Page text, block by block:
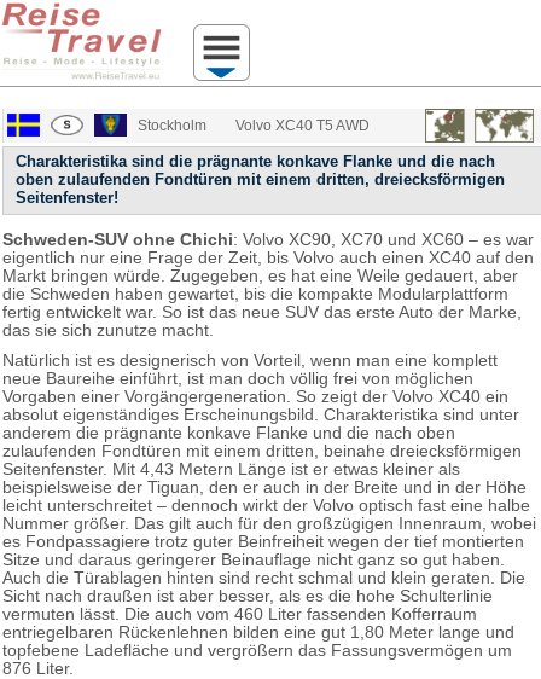
Stockholm Volvo XC40 T5 AWD
Charakteristika sind die prägnante konkave Flanke und die nach
oben zulaufenden Fondtüren mit einem dritten, dreiecksförmigen
Seitenfenster!
Schweden-SUV ohne Chichi: Volvo XC90, XC70 und XC60 – es war
eigentlich nur eine Frage der Zeit, bis Volvo auch einen XC40 auf den
Markt bringen würde. Zugegeben, es hat eine Weile gedauert, aber
die Schweden haben gewartet, bis die kompakte Modularplattform
fertig entwickelt war. So ist das neue SUV das erste Auto der Marke,
das sie sich zunutze macht.
Natürlich ist es designerisch von Vorteil, wenn man eine komplett
neue Baureihe einführt, ist man doch völlig frei von möglichen
Vorgaben einer Vorgängergeneration. So zeigt der Volvo XC40 ein
absolut eigenständiges Erscheinungsbild. Charakteristika sind unter
anderem die prägnante konkave Flanke und die nach oben
zulaufenden Fondtüren mit einem dritten, beinahe dreiecksförmigen
Seitenfenster. Mit 4,43 Metern Länge ist er etwas kleiner als
beispielsweise der Tiguan, den er auch in der Breite und in der Höhe
leicht unterschreitet – dennoch wirkt der Volvo optisch fast eine halbe
Nummer größer. Das gilt auch für den großzügigen Innenraum, wobei
es Fondpassagiere trotz guter Beinfreiheit wegen der tief montierten
Sitze und daraus geringerer Beinauflage nicht ganz so gut haben.
Auch die Türablagen hinten sind recht schmal und klein geraten. Die
Sicht nach draußen ist aber besser, als es die hohe Schulterlinie
vermuten lässt. Die auch vom 460 Liter fassenden Kofferraum
entriegelbaren Rückenlehnen bilden eine gut 1,80 Meter lange und
topfebene Ladefläche und vergrößern das Fassungsvermögen um
876 Liter.